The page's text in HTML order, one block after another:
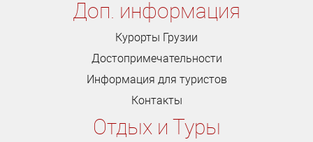
Доп. информация
Курорты Грузии
Достопримечательности
Информация для туристов
Контакты
Отдых и Туры